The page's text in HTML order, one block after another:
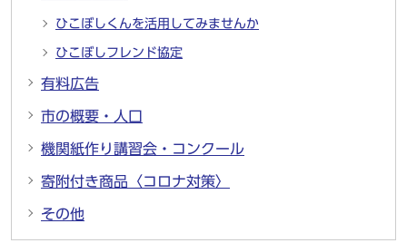
ひこぼしくんを活用してみませんか
ひこぼしフレンド協定
有料広告
市の概要・人口
機関紙作り講習会・コンクール
寄附付き商品〈コロナ対策〉
その他